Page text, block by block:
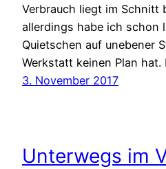
Verbrauch liegt im Schnitt
allerdings habe ich schon
Quietschen auf unebener
Werkstatt keinen Plan hat.
3. November 2017
Unterwegs im